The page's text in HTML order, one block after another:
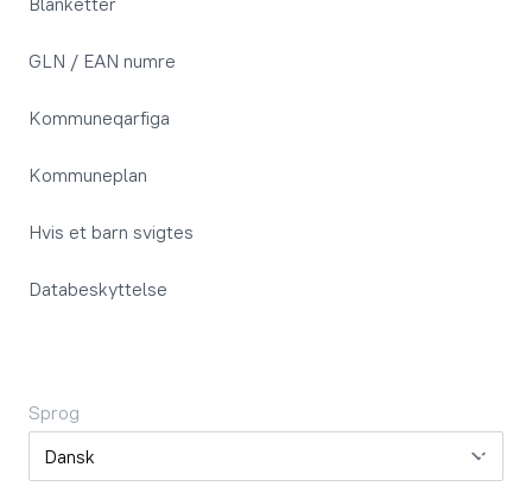
GLN / EAN numre
Kommuneqarfiga
Kommuneplan
Hvis et barn svigtes
Databeskyttelse
Sprog
Sprog